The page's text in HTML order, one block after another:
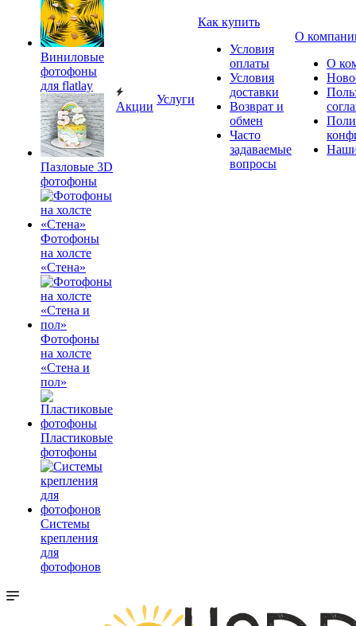
Виниловые
фотофоны
для flatlay
Пазловые 3D
фотофоны
Фотофоны
на холсте
«Стена»
Фотофоны
на холсте
«Стена и
пол»
Пластиковые
фотофоны
Системы
крепления
для
фотофонов
Акции
Услуги
Как купить
Условия
оплаты
Условия
доставки
Возврат и
обмен
Часто
задаваемые
вопросы
О
О